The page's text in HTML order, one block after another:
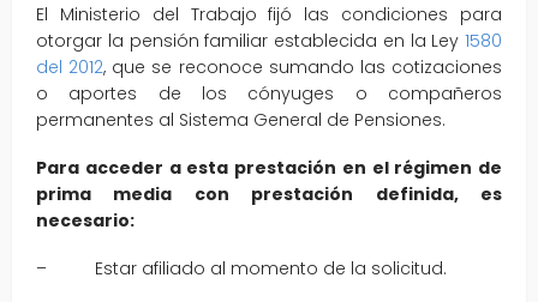
El Ministerio del Trabajo fijó las condiciones para
otorgar la pensión familiar establecida en la Ley 1580
del 2012, que se reconoce sumando las cotizaciones
o aportes de los cónyuges o compañeros
permanentes al Sistema General de Pensiones.
Para acceder a esta prestación en el régimen de
prima media con prestación definida, es
necesario:
– Estar afiliado al momento de la solicitud.